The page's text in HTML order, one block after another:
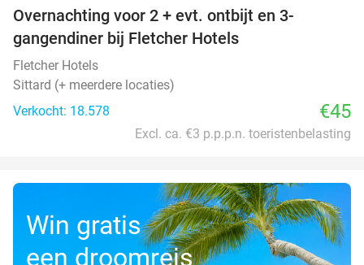
Overnachting voor 2 + evt. ontbijt en 3-
gangendiner bij Fletcher Hotels
Fletcher Hotels
Sittard (+ meerdere locaties)
Verkocht: 18.578
€45
Excl. ca. €3 p.p.p.n. toeristenbelasting
Win gratis
een droomreis